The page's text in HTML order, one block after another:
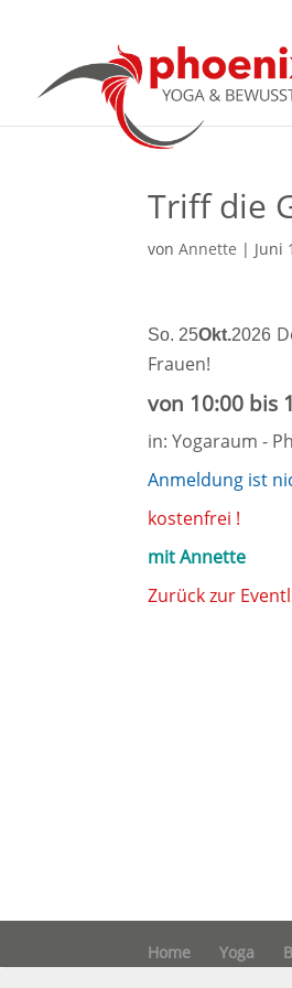
Triff die
vonAnnette | Juni
So. 25Okt.2026
Frauen!
von 10:00 bis
in: Yogaraum -
Anmeldung ist
kostenfrei !
mit Annette
Zurück zur
Home Yoga